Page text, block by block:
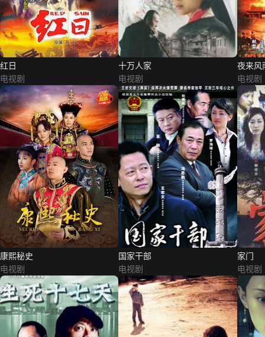
红日
电视剧
十万人家
电视剧
夜来风
电视剧
康熙秘史
电视剧
国家干部
电视剧
家门
电视剧